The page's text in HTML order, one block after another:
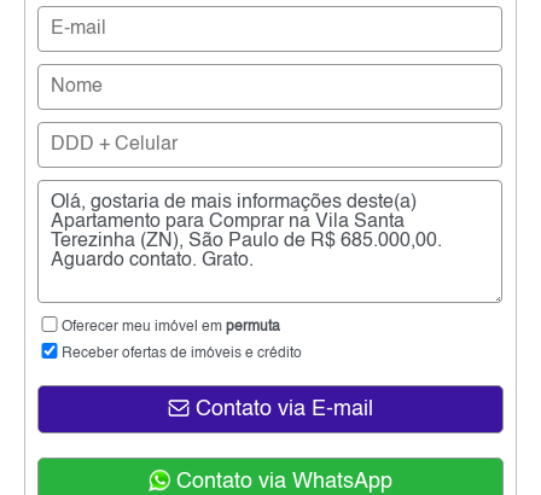
Oferecer meu imóvel em permuta
Receber ofertas de imóveis e crédito
Contato via E-mail
Contato via WhatsApp